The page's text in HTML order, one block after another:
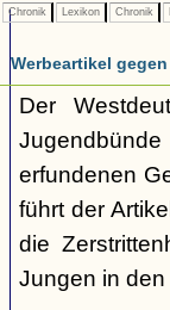
Chronik Lexikon Chronik
Werbeartikel
Der
erfundenen
führt der
die
Jungen in